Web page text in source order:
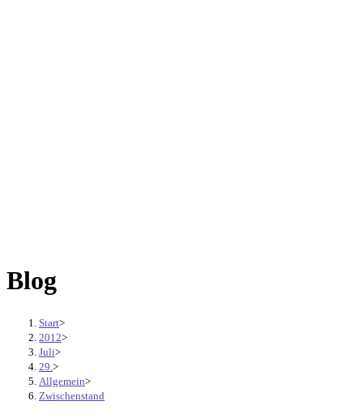
Blog
Start>
2012>
Juli>
29. >
Allgemein>
Zwischenstand